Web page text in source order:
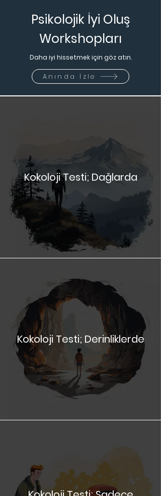
Psikolojik İyi Oluş
Workshopları
Daha iyi hissetmek için göz atın.
Kokoloji Testi; Dağlarda
Kokoloji Testi; Derinliklerde